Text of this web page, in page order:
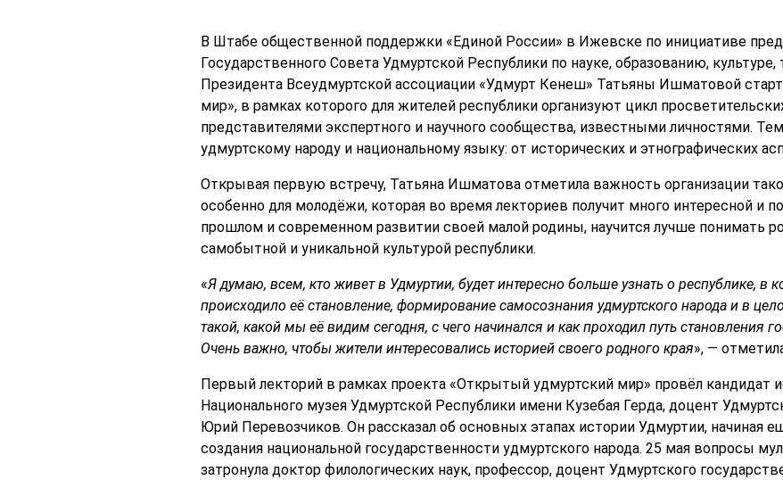
В Штабе общественной поддержки «Единой России» в Ижевске по инициативе
Государственного Совета Удмуртской Республики по науке, образованию,
Президента Всеудмуртской ассоциации «Удмурт Кенеш» Татьяны Ишматовой
мир», в рамках которого для жителей республики организуют цикл
представителями экспертного и научного сообщества, известными личностями.
удмуртскому народу и национальному языку: от исторических и этнографических
Открывая первую встречу, Татьяна Ишматова отметила важность организации
особенно для молодёжи, которая во время лекториев получит много интересной и
прошлом и современном развитии своей малой родины, научится лучше понимать
самобытной и уникальной культурой республики.
«Я думаю, всем, кто живет в Удмуртии, будет интересно больше узнать о республике, в
происходило её становление, формирование самосознания удмуртского народа и в
такой, какой мы её видим сегодня, с чего начинался и как проходил путь становления
Очень важно, чтобы жители интересовались историей своего родного края», —
Первый лекторий в рамках проекта «Открытый удмуртский мир» провёл кандидат
Национального музея Удмуртской Республики имени Кузебая Герда, доцент
Юрий Перевозчиков. Он рассказал об основных этапах истории Удмуртии, начиная
создания национальной государственности удмуртского народа. 25 мая вопросы
затронула доктор филологических наук, профессор, доцент Удмуртского